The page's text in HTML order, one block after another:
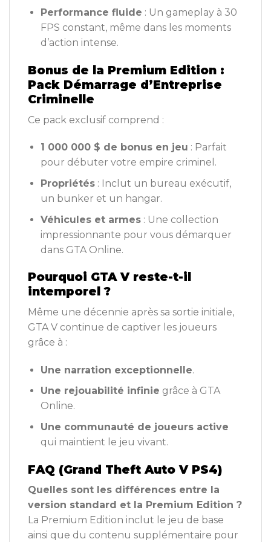
Performance fluide : Un gameplay à 30
FPS constant, même dans les moments
d’action intense.
Bonus de la Premium Edition :
Pack Démarrage d’Entreprise
Criminelle
Ce pack exclusif comprend :
1 000 000 $ de bonus en jeu : Parfait
pour débuter votre empire criminel.
Propriétés: Inclut un bureau exécutif,
un bunker et un hangar.
Véhicules et armes: Une collection
impressionnante pour vous démarquer
dans GTA Online.
Pourquoi GTA V reste-t-il
intemporel ?
Même une décennie après sa sortie initiale,
GTA V continue de captiver les joueurs
grâce à :
Une narration exceptionnelle.
Une rejouabilité infinie grâce à GTA
Online.
Une communauté de joueurs active
qui maintient le jeu vivant.
FAQ (Grand Theft Auto V PS4)
Quelles sont les différences entre la
version standard et la Premium Edition ?
La Premium Edition inclut le jeu de base
ainsi que du contenu supplémentaire pour